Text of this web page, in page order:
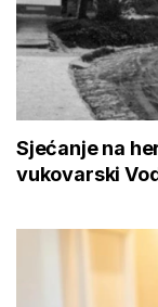
Sjećanje na
vukovarski